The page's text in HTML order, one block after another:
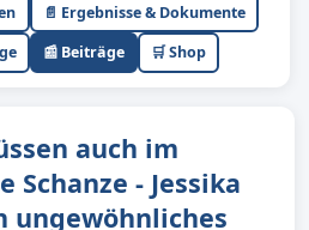
📄 Ergebnisse & Dokumente
📰 Beiträge 🛒 Shop
auch im
Schanze - Jessika
ungewöhnliches